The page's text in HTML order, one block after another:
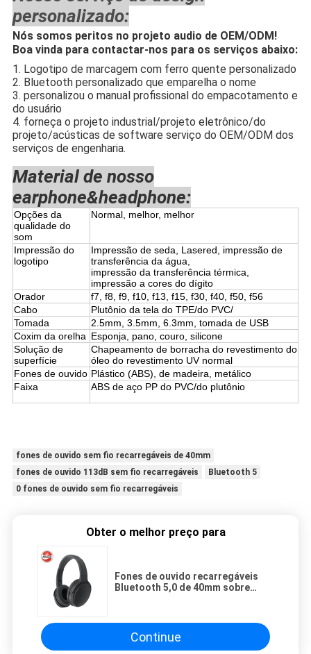
personalizado:
Nós somos peritos no projeto audio de OEM/ODM!
Boa vinda para contactar-nos para os serviços abaixo:
1. Logotipo de marcagem com ferro quente personalizado
2. Bluetooth personalizado que emparelha o nome
3. personalizou o manual profissional do empacotamento e
do usuário
4. forneça o projeto industrial/projeto eletrônico/do
projeto/acústicas de software serviço do OEM/ODM dos
serviços de engenharia.
Material de nosso
earphone&headphone:
Opções da
qualidade do
som
Normal, melhor, melhor
Impressão do
logotipo
Impressão de seda, Lasered, impressão de
transferência da água,
impressão da transferência térmica,
impressão a cores do dígito
Orador
f7, f8, f9, f10, f13, f15, f30, f40, f50, f56
Cabo
Plutônio da tela do TPE/do PVC/
Tomada
2.5mm, 3.5mm, 6.3mm, tomada de USB
Coxim da orelha Esponja, pano, couro, silicone
Solução de
superfície
Chapeamento de borracha do revestimento do
óleo do revestimento UV normal
Fones de ouvido Plástico (ABS), de madeira, metálico
Faixa
ABS de aço PP do PVC/do plutônio
fones de ouvido sem fio recarregáveis de 40mm
fones de ouvido 113dB sem fio recarregáveis
Bluetooth 5
0 fones de ouvido sem fio recarregáveis
Obter o melhor preço para
Fones de ouvido recarregáveis
Bluetooth 5,0 de 40mm sobre
Continue